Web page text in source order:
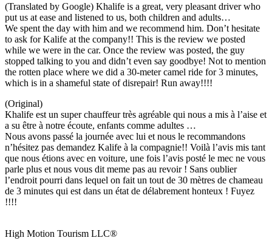
(Translated by Google) Khalife is a great, very pleasant driver who
put us at ease and listened to us, both children and adults…
We spent the day with him and we recommend him. Don’t hesitate
to ask for Kalife at the company!! This is the review we posted
while we were in the car. Once the review was posted, the guy
stopped talking to you and didn’t even say goodbye! Not to mention
the rotten place where we did a 30-meter camel ride for 3 minutes,
which is in a shameful state of disrepair! Run away!!!!
(Original)
Khalife est un super chauffeur très agréable qui nous a mis à l’aise et
a su être à notre écoute, enfants comme adultes …
Nous avons passé la journée avec lui et nous le recommandons
n’hésitez pas demandez Kalife à la compagnie!! Voilà l’avis mis tant
que nous étions avec en voiture, une fois l’avis posté le mec ne vous
parle plus et nous vous dit meme pas au revoir ! Sans oublier
l’endroit pourri dans lequel on fait un tout de 30 mètres de chameau
de 3 minutes qui est dans un état de délabrement honteux ! Fuyez
!!!!
High Motion Tourism LLC®